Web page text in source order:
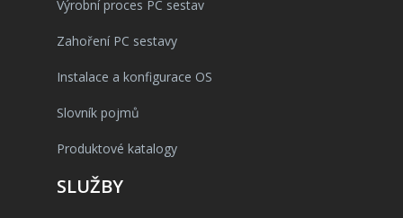
Výrobní proces PC sestav
Zahoření PC sestavy
Instalace a konfigurace OS
Slovník pojmů
Produktové katalogy
SLUŽBY